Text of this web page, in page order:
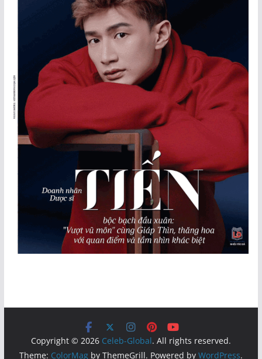
Copyright © 2026 Celeb-Global. All rights reserved.
Theme: ColorMagby ThemeGrill. Powered by WordPress.